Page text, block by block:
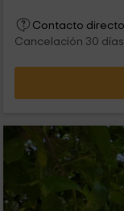
Contacto directo
Cancelación 30